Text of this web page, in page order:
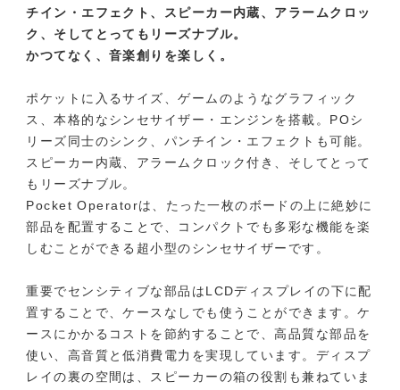
チイン・エフェクト、スピーカー内蔵、アラームクロッ
ク、そしてとってもリーズナブル。
かつてなく、音楽創りを楽しく。
ポケットに入るサイズ、ゲームのようなグラフィック
ス、本格的なシンセサイザー・エンジンを搭載。POシ
リーズ同士のシンク、パンチイン・エフェクトも可能。
スピーカー内蔵、アラームクロック付き、そしてとって
もリーズナブル。
Pocket Operatorは、たった一枚のボードの上に絶妙に
部品を配置することで、コンパクトでも多彩な機能を楽
しむことができる超小型のシンセサイザーです。
重要でセンシティブな部品はLCDディスプレイの下に配
置することで、ケースなしでも使うことができます。ケ
ースにかかるコストを節約することで、高品質な部品を
使い、高音質と低消費電力を実現しています。ディスプ
レイの裏の空間は、スピーカーの箱の役割も兼ねていま